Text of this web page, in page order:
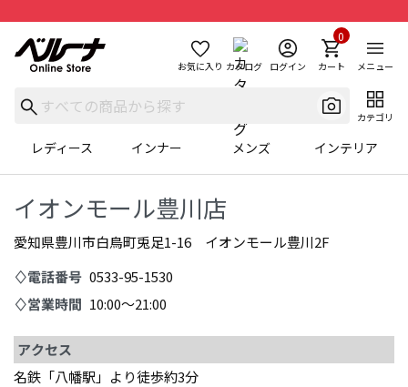
お気に入り カタログ ログイン カート
0
メニュー
カテゴリ
レディース インナー メンズ インテリア
イオンモール豊川店
愛知県豊川市白鳥町兎足1-16 イオンモール豊川2F
♢電話番号 0533-95-1530
♢営業時間 10:00～21:00
アクセス
名鉄「八幡駅」より徒歩約3分